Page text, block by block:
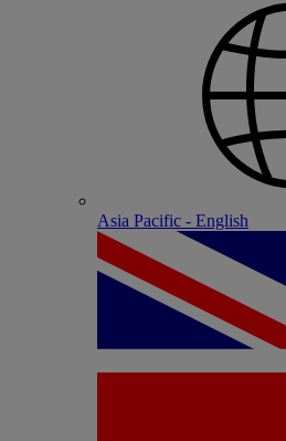
Asia Pacific - English